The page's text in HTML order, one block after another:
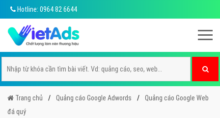
Hotline: 0964 82 6644
Trang chủ Quảng cáo Google Adwords
Quảng cáo Google Web
đá quý